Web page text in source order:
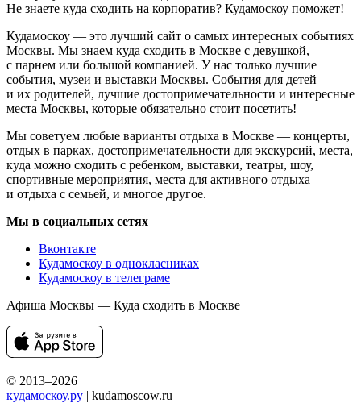
Не знаете куда сходить на корпоратив? Кудамоскоу поможет!
Кудамоскоу — это лучший сайт о самых интересных событиях
Москвы. Мы знаем куда сходить в Москве с девушкой,
с парнем или большой компанией. У нас только лучшие
события, музеи и выставки Москвы. События для детей
и их родителей, лучшие достопримечательности и интересные
места Москвы, которые обязательно стоит посетить!
Мы советуем любые варианты отдыха в Москве — концерты,
отдых в парках, достопримечательности для экскурсий, места,
куда можно сходить с ребенком, выставки, театры, шоу,
спортивные мероприятия, места для активного отдыха
и отдыха с семьей, и многое другое.
Мы в социальных сетях
Вконтакте
Кудамоскоу в однокласниках
Кудамоскоу в телеграме
Афиша Москвы — Куда сходить в Москве
© 2013–2026
кудамоскоу.ру | kudamoscow.ru